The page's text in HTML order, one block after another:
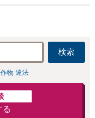
検索
物 違法
る